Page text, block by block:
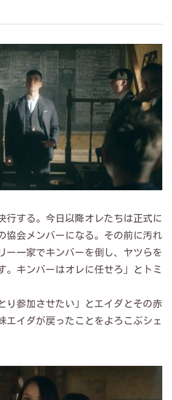
行する。今日以降オレたちは正式に
協会メンバーになる。その前に汚れ
ー一家でキンバーを倒し、ヤツらを
。キンバーはオレに任せろ」とトミ
り参加させたい」とエイダとその赤
エイダが戻ったことをよろこぶシェ